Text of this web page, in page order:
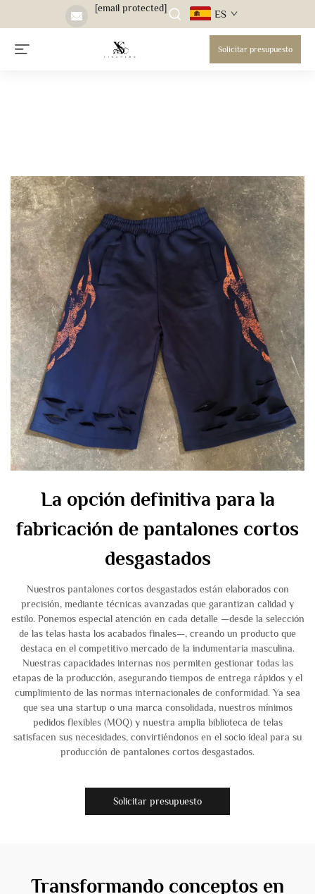
[email protected] ES
Solicitar presupuesto
La opción definitiva para la
fabricación de pantalones cortos
desgastados
Nuestros pantalones cortos desgastados están elaborados con
precisión, mediante técnicas avanzadas que garantizan calidad y
estilo. Ponemos especial atención en cada detalle —desde la selección
de las telas hasta los acabados finales—, creando un producto que
destaca en el competitivo mercado de la indumentaria masculina.
Nuestras capacidades internas nos permiten gestionar todas las
etapas de la producción, asegurando tiempos de entrega rápidos y el
cumplimiento de las normas internacionales de conformidad. Ya sea
que sea una startup o una marca consolidada, nuestros mínimos
pedidos flexibles (MOQ) y nuestra amplia biblioteca de telas
satisfacen sus necesidades, convirtiéndonos en el socio ideal para su
producción de pantalones cortos desgastados.
Solicitar presupuesto
Transformando conceptos en